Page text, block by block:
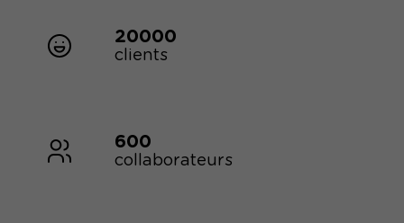
20000
clients
600
collaborateurs